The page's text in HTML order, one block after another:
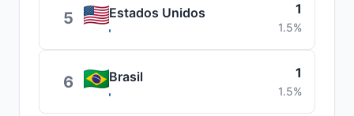
5 Estados Unidos 1
1.5%
6 Brasil 1
1.5%